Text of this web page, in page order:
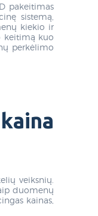
pakeitimas
sistemą,
kiekio ir
keitimą kuo
perkėlimo
veiksnių.
duomenų
kainas,